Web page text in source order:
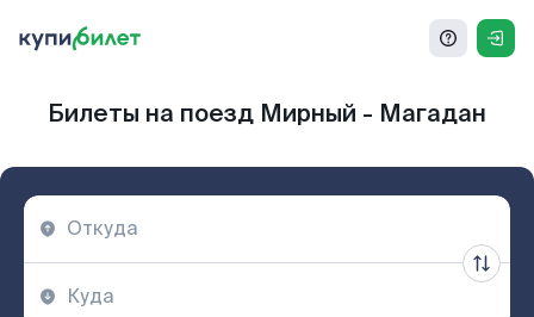
Билеты на поезд Мирный - Магадан